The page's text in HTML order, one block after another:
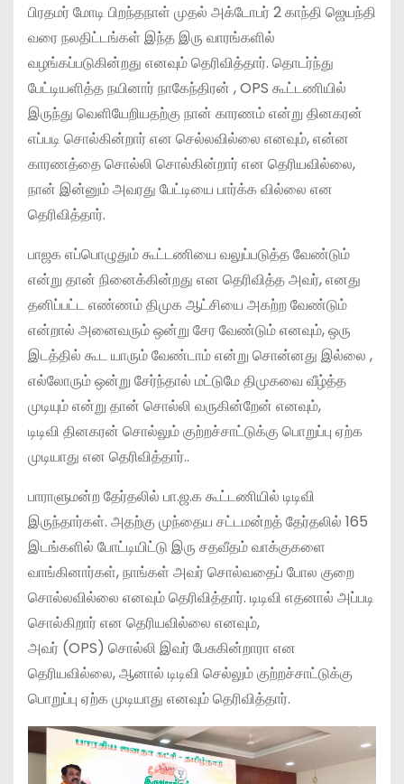
பிரதமர் மோடி பிறந்தநாள் முதல் அக்டோபர் 2 காந்தி ஜெயந்தி
வரை நலதிட்டங்கள் இந்த இரு வாரங்களில்
வழங்கப்படுகின்றது எனவும் தெரிவித்தார். தொடர்ந்து
பேட்டியளித்த நயினார் நாகேந்திரன் , OPS கூட்டணியில்
இருந்து வெளியேறியதற்கு நான் காரணம் என்று தினகரன்
எப்படி சொல்கின்றார் என செல்லவில்லை எனவும், என்ன
காரணத்தை சொல்லி சொல்கின்றார் என தெரியவில்லை,
நான் இன்னும் அவரது பேட்டியை பார்க்க வில்லை என
தெரிவித்தார்.
பாஜக எப்பொழுதும் கூட்டணியை வலுப்படுத்த வேண்டும்
என்று தான் நினைக்கின்றது என தெரிவித்த அவர், எனது
தனிப்பட்ட எண்ணம் திமுக ஆட்சியை அகற்ற வேண்டும்
என்றால் அனைவரும் ஒன்று சேர வேண்டும் எனவும், ஒரு
இடத்தில் கூட யாரும் வேண்டாம் என்று சொன்னது இல்லை ,
எல்லோரும் ஒன்று சேர்ந்தால் மட்டுமே திமுகவை வீழ்த்த
முடியும் என்று தான் சொல்லி வருகின்றேன் எனவும்,
டிடிவி தினகரன் சொல்லும் குற்றச்சாட்டுக்கு பொறுப்பு ஏற்க
முடியாது என தெரிவித்தார்..
பாராளுமன்ற தேர்தலில் பா.ஜ.க கூட்டணியில் டிடிவி
இருந்தார்கள். அதற்கு முந்தைய சட்டமன்றத் தேர்தலில் 165
இடங்களில் போட்டியிட்டு இரு சதவீதம் வாக்குகளை
வாங்கினார்கள், நாங்கள் அவர் சொல்வதைப் போல குறை
சொல்லவில்லை எனவும் தெரிவித்தார். டிடிவி எதனால் அப்படி
சொல்கிறார் என தெரியவில்லை எனவும்,
அவர் (OPS) சொல்லி இவர் பேசுகின்றாரா என
தெரியவில்லை, ஆனால் டிடிவி செல்லும் குற்றச்சாட்டுக்கு
பொறுப்பு ஏற்க முடியாது எனவும் தெரிவித்தார்.